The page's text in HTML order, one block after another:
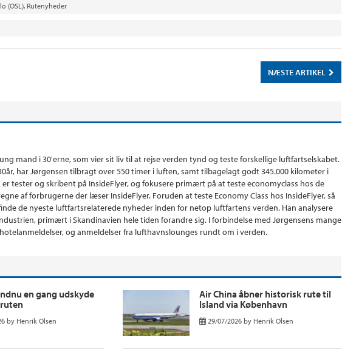
(OSL), Rutenyheder
NÆSTE ARTIKEL
mand i 30'erne, som vier sit liv til at rejse verden tynd og teste forskellige luftfartselskabet.
har Jørgensen tilbragt over 550 timer i luften, samt tilbagelagt godt 345.000 kilometer i
er tester og skribent på InsideFlyer, og fokusere primært på at teste economyclass hos de
af forbrugerne der læser InsideFlyer. Foruden at teste Economy Class hos InsideFlyer, så
de nyeste luftfartsrelaterede nyheder inden for netop luftfartens verden. Han analysere
primært i Skandinavien hele tiden forandre sig. I forbindelse med Jørgensens mange
og anmeldelser fra lufthavnslounges rundt om i verden.
en gang udskyde
by Henrik Olsen
Air China åbner historisk rute til
Island via København
29/07/2026 by Henrik Olsen